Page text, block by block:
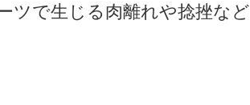
ツで生じる肉離れや捻挫など